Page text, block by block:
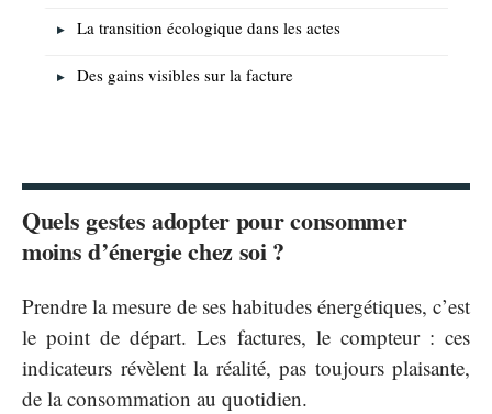
La transition écologique dans les actes
Des gains visibles sur la facture
Quels gestes adopter pour consommer
moins d’énergie chez soi ?
Prendre la mesure de ses habitudes énergétiques, c’est
le point de départ. Les factures, le compteur : ces
indicateurs révèlent la réalité, pas toujours plaisante,
de la consommation au quotidien.